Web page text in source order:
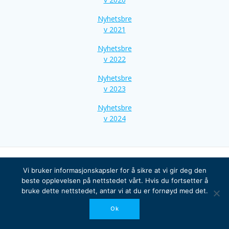
Nyhetsbre
v 2021
Nyhetsbre
v 2022
Nyhetsbre
v 2023
Nyhetsbre
v 2024
© 2026 Bragdøya Kystlag. Built using WordPress and the
Mesmerize Theme
Vi bruker informasjonskapsler for å sikre at vi gir deg den
beste opplevelsen på nettstedet vårt. Hvis du fortsetter å
bruke dette nettstedet, antar vi at du er fornøyd med det.
Ok